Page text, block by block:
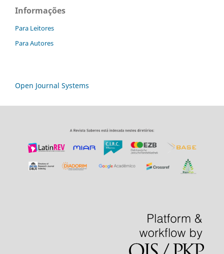
Informações
Para Leitores
Para Autores
Open Journal Systems